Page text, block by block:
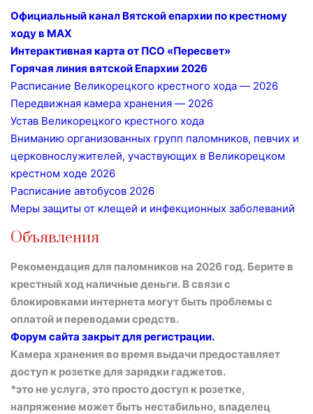
Официальный канал Вятской епархии по крестному
ходу в МАХ
Интерактивная карта от ПСО «Пересвет»
Горячая линия вятской Епархии 2026
Расписание Великорецкого крестного хода — 2026
Передвижная камера хранения — 2026
Устав Великорецкого крестного хода
Вниманию организованных групп паломников, певчих и
церковнослужителей, участвующих в Великорецком
крестном ходе 2026
Расписание автобусов 2026
Меры защиты от клещей и инфекционных заболеваний
Объявления
Рекомендация для паломников на 2026 год. Берите в
крестный ход наличные деньги. В связи с
блокировками интернета могут быть проблемы с
оплатой и переводами средств.
Форум сайта закрыт для регистрации.
Камера хранения во время выдачи предоставляет
доступ к розетке для зарядки гаджетов.
*это не услуга, это просто доступ к розетке,
напряжение может быть нестабильно, владелец